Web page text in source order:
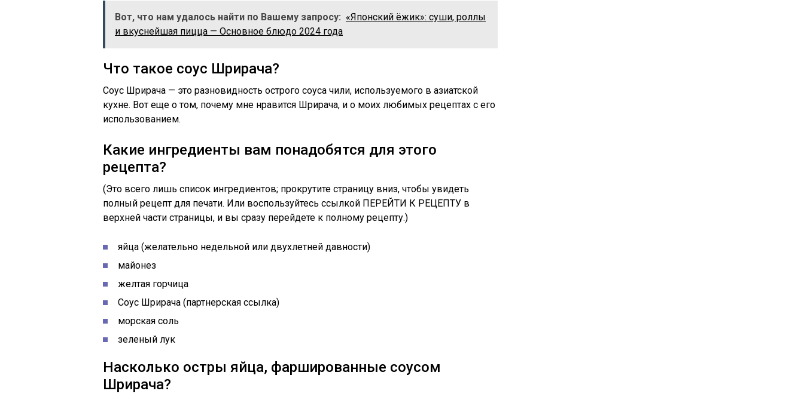
Вот, что нам удалось найти по Вашему запросу: «Японский ёжик»: суши, роллы
и вкуснейшая пицца — Основное блюдо 2024 года
Что такое соус Шрирача?
Соус Шрирача — это разновидность острого соуса чили, используемого в азиатской
кухне. Вот еще о том, почему мне нравится Шрирача, и о моих любимых рецептах с его
использованием.
Какие ингредиенты вам понадобятся для этого
рецепта?
(Это всего лишь список ингредиентов; прокрутите страницу вниз, чтобы увидеть
полный рецепт для печати. ​​Или воспользуйтесь ссылкой ПЕРЕЙТИ К РЕЦЕПТУ в
верхней части страницы, и вы сразу перейдете к полному рецепту.)
яйца (желательно недельной или двухлетней давности)
майонез
желтая горчица
Соус Шрирача (партнерская ссылка)
морская соль
зеленый лук
Насколько остры яйца, фаршированные соусом
Шрирача?